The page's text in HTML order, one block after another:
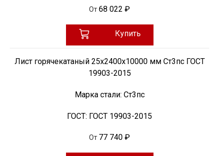
От68 022 ₽
Купить
Лист горячекатаный 25х2400х10000 мм Ст3пс ГОСТ
19903-2015
Марка стали: Ст3пс
ГОСТ: ГОСТ 19903-2015
От 77 740 ₽